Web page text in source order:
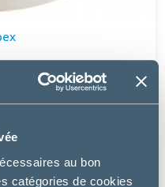
au bon
catégories de cookies
+